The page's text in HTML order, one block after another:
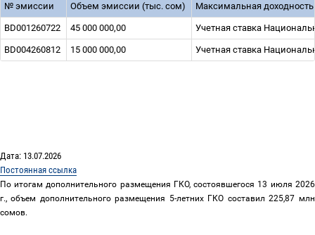
№ эмиссии Объем эмиссии (тыс. сом) Максимальная
BD001260722 45 000 000,00 Учетная ставка
BD004260812 15 000 000,00 Учетная ставка
Дата: 13.07.2026
Постоянная ссылка
По итогам дополнительного размещения ГКО, состоявшегося 13 июля 2026
г., объем дополнительного размещения 5-летних ГКО составил 225,87 млн
сомов.